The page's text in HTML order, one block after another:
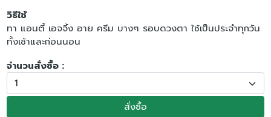
วิธีใช้
ทา แอนตี้ เอจจิ้ง อาย ครีม บางๆ รอบดวงตา ใช้เป็นประจำทุกวัน
ทั้งเช้าและก่อนนอน
จำนวนสั่งซื้อ :
สั่งซื้อ